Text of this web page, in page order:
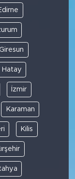
Hatay
İzmir
Karaman
Kilis